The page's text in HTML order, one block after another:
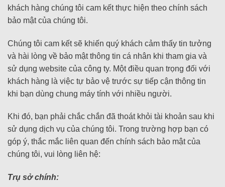
khách hàng chúng tôi cam kết thực hiện theo chính sách
bảo mật của chúng tôi.
Chúng tôi cam kết sẽ khiến quý khách cảm thấy tin tưởng
và hài lòng về bảo mật thông tin cá nhân khi tham gia và
sử dụng website của công ty. Một điều quan trọng đối với
khách hàng là việc tự bảo vệ trước sự tiếp cận thông tin
khi bạn dùng chung máy tính với nhiều người.
Khi đó, bạn phải chắc chắn đã thoát khỏi tài khoản sau khi
sử dụng dịch vụ của chúng tôi. Trong trường hợp bạn có
góp ý, thắc mắc liên quan đến chính sách bảo mật của
chúng tôi, vui lòng liên hệ:
Trụ sở chính: